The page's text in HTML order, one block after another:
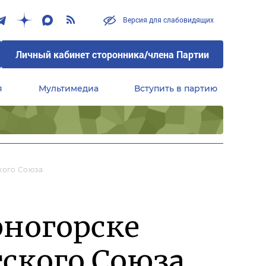
Версия для слабовидящих
Личный кабинет сторонника/члена Партии
Мультимедиа Вступить в партию
Союза